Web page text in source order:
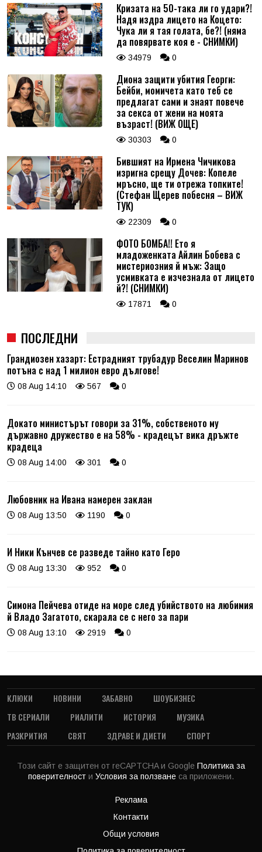
Кризата на 50-така ли го удари?!
Надя издра лицето на Коцето:
Чука ли я тая голата, бе?! (няма
да повярвате коя е - СНИМКИ)
34979 0
Диона защити убития Георги:
Бейби, момичета като теб се
предлагат сами и знаят повече
за секса от жени на моята
възраст! (ВИЖ ОЩЕ)
30303 0
Бившият на Ирмена Чичикова
изригна срещу Дочев: Копеле
мръсно, ще ти отрежа топките!
(Стефан Щерев побесня – ВИЖ
ТУК)
22309 0
ФОТО БОМБА!! Ето я
младоженката Айлин Бобева с
мистериозния й мъж: Защо
усмивката е изчезнала от лицето
й?! (СНИМКИ)
17871 0
ПОСЛЕДНИ
Грандиозен хазарт: Естрадният трубадур Веселин Маринов
потъна с над 1 милион евро дългове!
08 Aug 14:10 567 0
Докато министърът говори за 31%, собственото му
държавно дружество е на 58% - крадецът вика дръжте
крадеца
08 Aug 14:00 301 0
Любовник на Ивана намерен заклан
08 Aug 13:50 1190 0
И Ники Кънчев се разведе тайно като Геро
08 Aug 13:30 952 0
Симона Пейчева отиде на море след убийството на любимия
й Владо Загатото, скарала се с него за пари
08 Aug 13:10 2919 0
КЛЮКИ НОВИНИ ЗАБАВНО
ШОУБИЗНЕС
ТВ СЕРИАЛИ
РИАЛИТИ ИСТОРИЯ
МУЗИКА
РАЗКРИТИЯ
СВЯТ ЗДРАВЕ И ДИЕТИ СПОРТ
Този сайт е защитен от reCAPTCHA и Google Политика за
поверителност и Условия за ползване са приложени.
Реклама
Контакти
Общи условия